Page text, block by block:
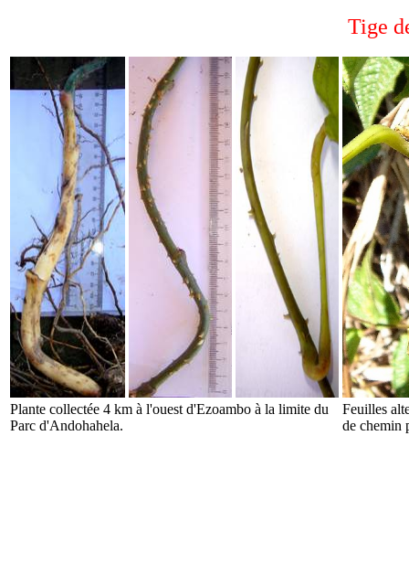
Tige
Plante collectée 4 km à l'ouest d'Ezoambo à la limite du
Parc d'Andohahela.
Feuilles
de chemin